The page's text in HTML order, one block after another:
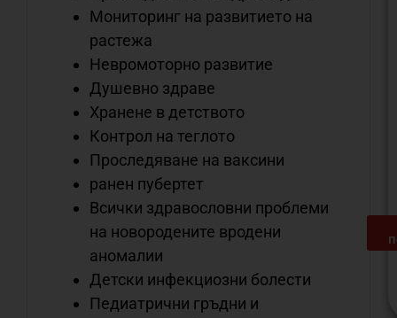
Мониторинг на развитието на
растежа
Невромоторно развитие
Душевно здраве
Хранене в детството
Контрол на теглото
Проследяване на ваксини
ранен пубертет
Всички здравословни проблеми
на новородените вродени
аномалии
Детски инфекциозни болести
Педиатрични гръдни и